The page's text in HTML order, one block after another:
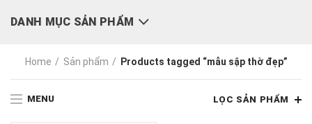
DANH MỤC SẢN PHẨM
Home Sản phẩm Products tagged “mẫu sập thờ đẹp”
MENU LỌC SẢN PHẨM